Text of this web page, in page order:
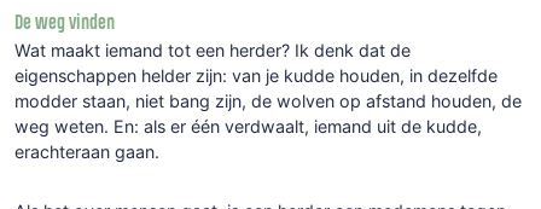
De weg vinden
Wat maakt iemand tot een herder? Ik denk dat de
eigenschappen helder zijn: van je kudde houden, in dezelfde
modder staan, niet bang zijn, de wolven op afstand houden, de
weg weten. En: als er één verdwaalt, iemand uit de kudde,
erachteraan gaan.